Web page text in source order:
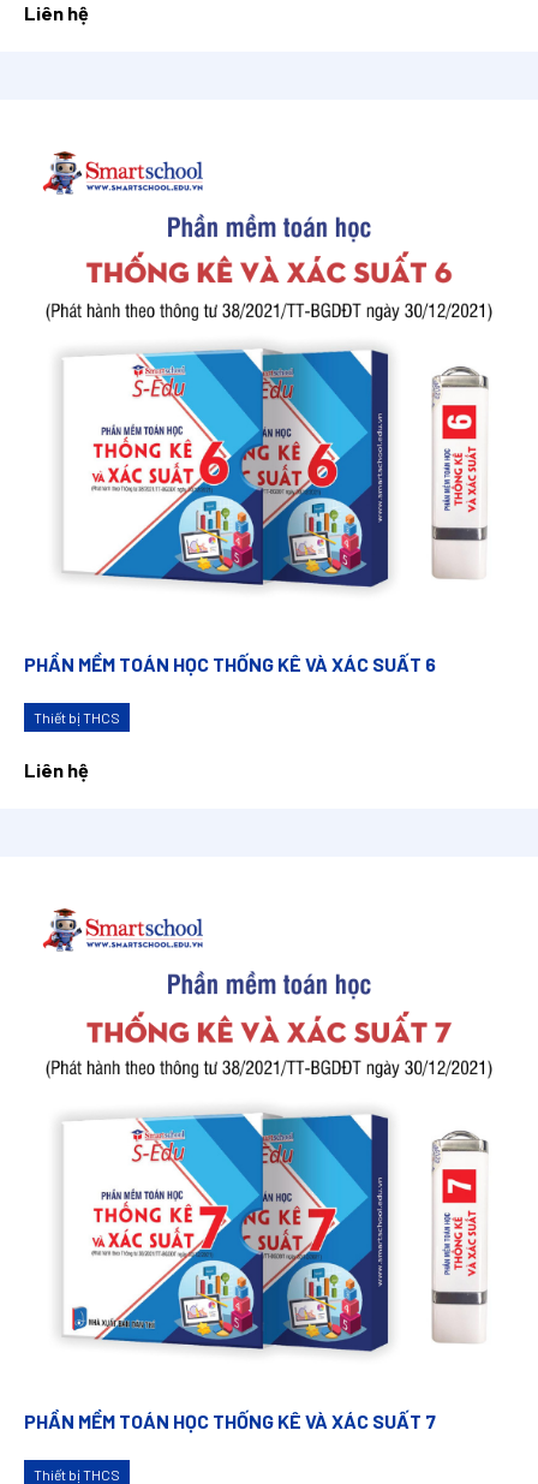
Liên hệ
PHẦN MỀM TOÁN HỌC THỐNG KÊ VÀ XÁC SUẤT 6
Thiết bị THCS
Liên hệ
PHẦN MỀM TOÁN HỌC THỐNG KÊ VÀ XÁC SUẤT 7
Thiết bị THCS